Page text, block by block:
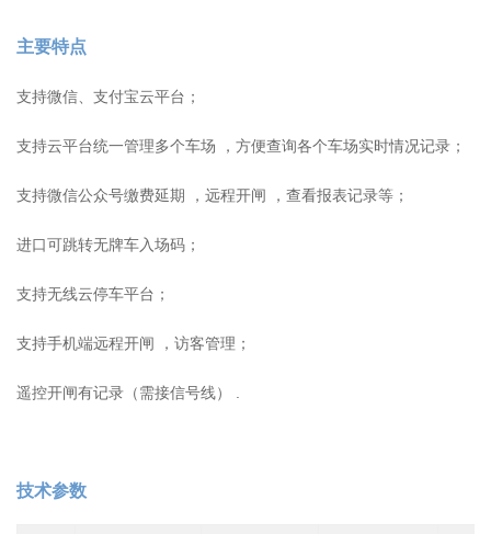
主要特点
支持微信、支付宝云平台；
支持云平台统一管理多个车场 ，方便查询各个车场实时情况记录；
支持微信公众号缴费延期 ，远程开闸 ，查看报表记录等；
进口可跳转无牌车入场码；
支持无线云停车平台；
支持手机端远程开闸 ，访客管理；
遥控开闸有记录（需接信号线） .
技术参数